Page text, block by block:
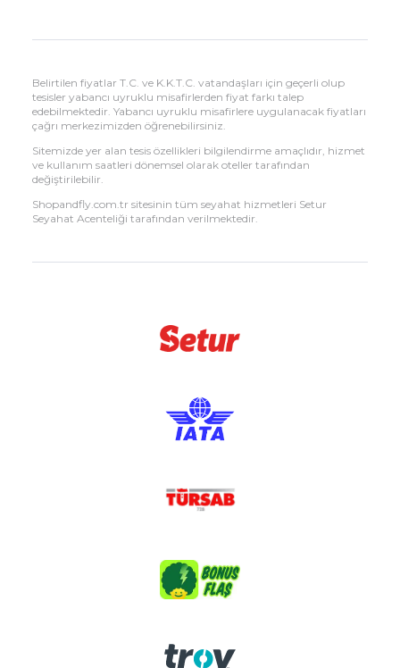
Belirtilen fiyatlar T.C. ve K.K.T.C. vatandaşları için geçerli olup
tesisler yabancı uyruklu misafirlerden fiyat farkı talep
edebilmektedir. Yabancı uyruklu misafirlere uygulanacak fiyatları
çağrı merkezimizden öğrenebilirsiniz.
Sitemizde yer alan tesis özellikleri bilgilendirme amaçlıdır, hizmet
ve kullanım saatleri dönemsel olarak oteller tarafından
değiştirilebilir.
Shopandfly.com.tr sitesinin tüm seyahat hizmetleri Setur
Seyahat Acenteliği tarafından verilmektedir.